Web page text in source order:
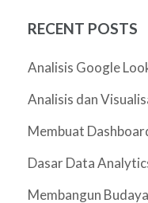
RECENT POSTS
Analisis Google
Analisis dan
Membuat
Dasar Data
Membangun